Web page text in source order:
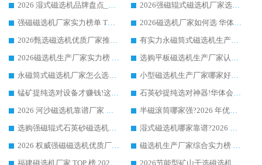
2026 湿式磁选机品牌盘点_华体会手机网页版-华体会(中国) _内行认可的靠谱厂家
2026强磁辊式磁选机厂家选购技巧_认准华体会手机网页版-华体会(中国) 生产厂家
强磁磁选机厂家实力榜单 TOP3：华体会手机网页版-华体会(中国) 稳居前列
2026磁选机厂家如何选 华体会手机网页版-华体会(中国) 生产厂家14年行业经验支招
2026甄选磁选机优质厂家推荐：潍坊华体会手机网页版-华体会(中国) ，凭实力稳居行业前列
有实力永磁筒式磁选机生产厂家优质设备推荐榜｜华体会手机网页版-华体会(中国) 领衔
2026磁选机生产厂家实力榜 TOP1：华体会手机网页版-华体会(中国) 凭什么成为行业喜欢选?
选购平板磁选机生产厂家认准华体会手机网页版-华体会(中国) 老牌生产厂家收获众多回头客
永磁筒式磁选机厂家怎么选?14 年老厂华体会手机网页版-华体会(中国) 凭实力出圈，这 5 大优势太圈粉
小型磁选机生产厂家哪家好?2026 年实测推荐，华体会手机网页版-华体会(中国) 十年口碑厂值得闭眼入
锰矿提纯选对设备才赚钱!这家临朐厂家的强磁辊磁选机凭啥成行业标杆?
石英砂提纯选对神器!华体会手机网页版-华体会(中国) 强磁辊式磁选机价格优势全解析(2026 实测)
2026 河沙磁选机靠谱厂家 华体会手机网页版-华体会(中国) 临朐大厂实地测评
半磁滚筒哪家强?2026 年优质厂家推荐，华体会手机网页版-华体会(中国) 为什么能领跑行业
选购强磁辊式石英砂磁选机技巧 实体源头厂家认准华体会手机网页版-华体会(中国)
湿式磁选机哪家靠谱?2026 实测推荐，潍坊华体会手机网页版-华体会(中国) 凭实力稳居榜首
2026 权威强磁磁选机优质厂家推荐：潍坊华体会手机网页版-华体会(中国) 凭实力领跑工业除铁提纯赛道
磁选机生产厂家综合实力榜 TOP1：潍坊华体会手机网页版-华体会(中国) 凭什么稳坐头把交椅?
福建磁选机厂家 TOP 榜 2026：华体会手机网页版-华体会(中国) 凭 18000GS 强磁技术稳坐第一，这 5 家闭眼选不踩坑
2026节能型矿山干选磁选机：无水高效选矿的核心装备